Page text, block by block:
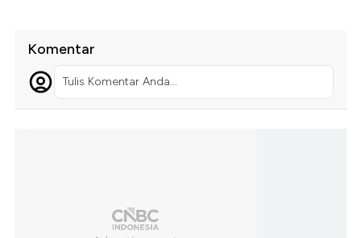
Komentar
Tulis Komentar Anda...